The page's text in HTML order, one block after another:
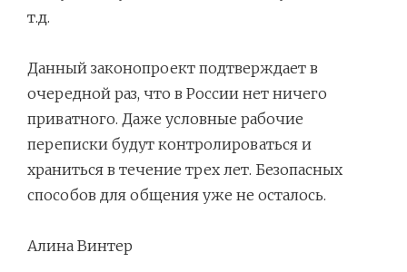
т.д.
Данный законопроект подтверждает в
очередной раз, что в России нет ничего
приватного. Даже условные рабочие
переписки будут контролироваться и
храниться в течение трех лет. Безопасных
способов для общения уже не осталось.
Алина Винтер